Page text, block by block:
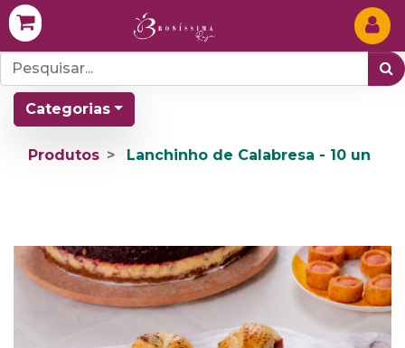
Categorias
Produtos Lanchinho de Calabresa - 10 un